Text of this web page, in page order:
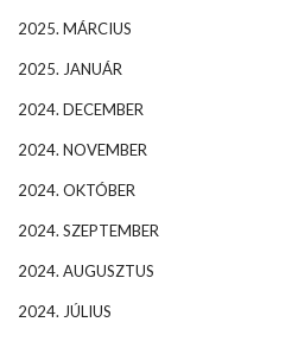
2025. MÁRCIUS
2025. JANUÁR
2024. DECEMBER
2024. NOVEMBER
2024. OKTÓBER
2024. SZEPTEMBER
2024. AUGUSZTUS
2024. JÚLIUS